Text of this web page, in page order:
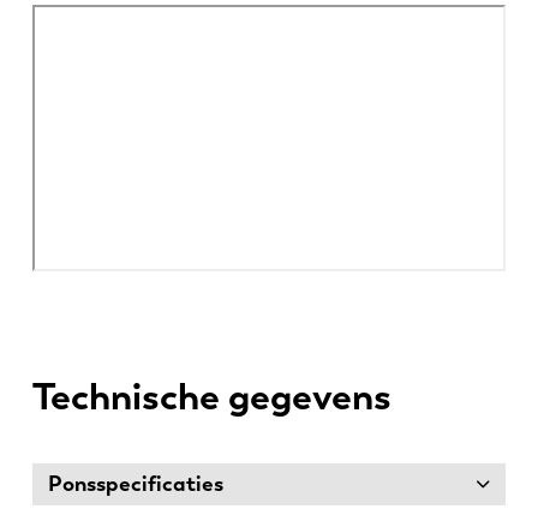
Technische gegevens
Ponsspecificaties